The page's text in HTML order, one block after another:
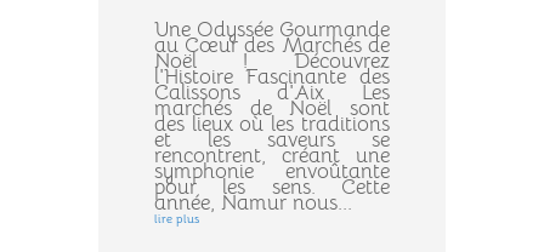
Une Odyssée Gourmande
au Cœur des Marchés de
Noël ! Découvrez
l'Histoire Fascinante des
Calissons d'Aix Les
marchés de Noël sont
des lieux où les traditions
et les saveurs se
rencontrent, créant une
symphonie envoûtante
pour les sens. Cette
année, Namur nous...
lire plus